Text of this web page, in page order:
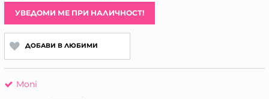
УВЕДОМИ МЕ ПРИ НАЛИЧНОСТ!
ДОБАВИ В ЛЮБИМИ
Moni